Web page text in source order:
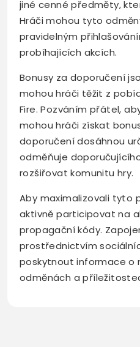
jiné cenné předměty,
Hráči mohou tyto
pravidelným
probíhajících akcích.
Bonusy za doporučení
mohou hráči těžit z
Fire. Pozváním přátel,
mohou hráči získat
doporučení dosáhnou
odměňuje
rozšiřovat komunitu hry.
Aby maximalizovali tyto
aktivně participovat na
propagační kódy.
prostřednictvím
poskytnout informace o
odměnách a